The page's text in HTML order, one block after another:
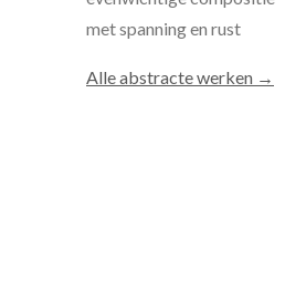
met spanning en rust
Alle abstracte werken →